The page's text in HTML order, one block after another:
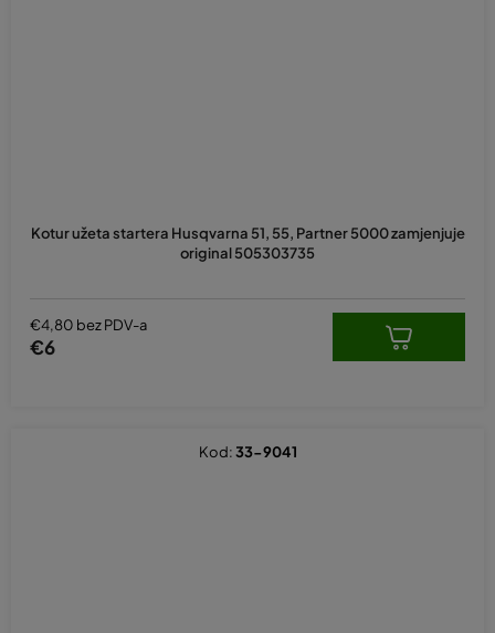
Kotur užeta startera Husqvarna 51, 55, Partner 5000 zamjenjuje
original 505303735
€4,80 bez PDV-a
€6
Kod:33-9041